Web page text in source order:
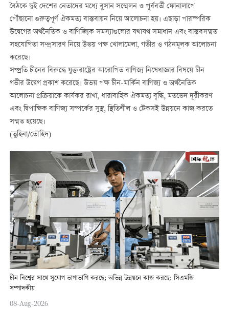
বৈঠকে দুই দেশের নেতাদের মধ্যে বুসান সম্মেলন ও পূর্ববর্তী ফোনালাপে
পৌঁছানো গুরুত্বপূর্ণ ঐকমত্য বাস্তবায়ন নিয়ে আলোচনা হয়। এছাড়া পারস্পরিক
উদ্বেগের অর্থনৈতিক ও বাণিজ্যিক সমস্যাগুলোর যথাযথ সমাধান এবং বাস্তবসম্মত
সহযোগিতা সম্প্রসারণ নিয়ে উভয় পক্ষ খোলামেলা, গভীর ও গঠনমূলক আলোচনা
করেছে।
সম্প্রতি চীনের বিরুদ্ধে যুক্তরাষ্ট্রের আরোপিত বাণিজ্য নিষেধাজ্ঞার বিষয়ে চীন
গভীর উদ্বেগ প্রকাশ করেছে। উভয় পক্ষ চীন-মার্কিন বাণিজ্য ও অর্থনৈতিক
আলোচনা প্রক্রিয়াকে কার্যকর রাখা, ধারাবাহিক ঐকমত্য বৃদ্ধি, মতভেদ দূরীকরণ
এবং দ্বিপাক্ষিক বাণিজ্য সম্পর্কের সুস্থ, স্থিতিশীল ও টেকসই উন্নয়নে কাজ করতে
সম্মত হয়েছে।
(তুহিনা/তৌহিদ)
চীন বিশ্বের সাথে সুযোগ ভাগাভাগি করছে; অভিন্ন উন্নয়নে কাজ করছে: সিএমজি
সম্পাদকীয়
08-Aug-2026